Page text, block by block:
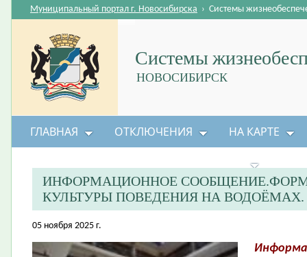
Системы
НОВОСИБИРСК
Муниципальный портал г. Новосибирска › Системы
ГЛАВНАЯ ОТКЛЮЧЕНИЯ НА КАРТЕ
ИНФОРМАЦИОННОЕ
КУЛЬТУРЫ ПОВЕДЕНИЯ НА ВОДОЁМАХ.
05 ноября 2025 г.